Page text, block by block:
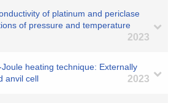
of platinum and periclase
of pressure and temperature
2023
heating technique: Externally
anvil cell
2023